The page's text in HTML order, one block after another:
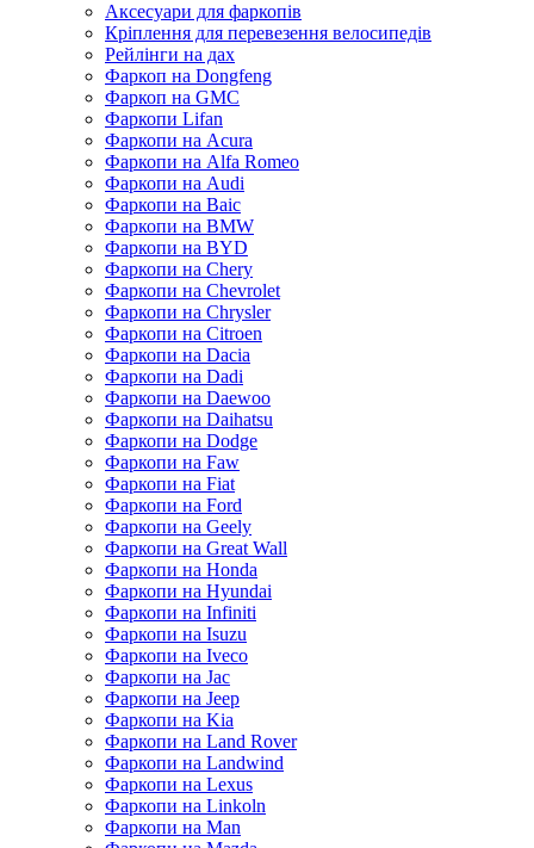
Аксесуари для фаркопів
Кріплення для перевезення велосипедів
Рейлінги на дах
Фаркоп на Dongfeng
Фаркоп на GMC
Фаркопи Lifan
Фаркопи на Acura
Фаркопи на Alfa Romeo
Фаркопи на Audi
Фаркопи на Baic
Фаркопи на BMW
Фаркопи на BYD
Фаркопи на Chery
Фаркопи на Chevrolet
Фаркопи на Chrysler
Фаркопи на Citroen
Фаркопи на Dacia
Фаркопи на Dadi
Фаркопи на Daewoo
Фаркопи на Daihatsu
Фаркопи на Dodge
Фаркопи на Faw
Фаркопи на Fiat
Фаркопи на Ford
Фаркопи на Geely
Фаркопи на Great Wall
Фаркопи на Honda
Фаркопи на Hyundai
Фаркопи на Infiniti
Фаркопи на Isuzu
Фаркопи на Iveco
Фаркопи на Jac
Фаркопи на Jeep
Фаркопи на Kia
Фаркопи на Land Rover
Фаркопи на Landwind
Фаркопи на Lexus
Фаркопи на Linkoln
Фаркопи на Man